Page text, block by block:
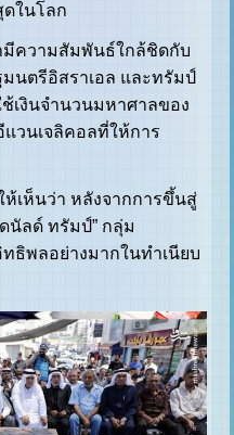
ดในโลก
ความสัมพันธ์ใกล้ชิดกับ
มนตรีอิสราเอล และทรัมป์
เงินจำนวนมหาศาลของ
วนเจลิคอลที่ให้การ
เห็นว่า หลังจากการขึ้นสู่
นัลด์ ทรัมป์” กลุ่ม
ธิพลอย่างมากในทำเนียบ